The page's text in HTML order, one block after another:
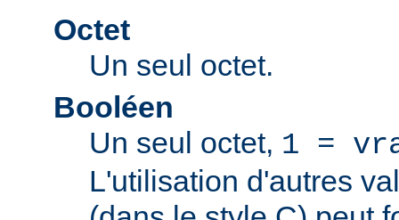
Octet
Un seul octet.
Booléen
Un seul octet, 1 =
L'utilisation d'autres